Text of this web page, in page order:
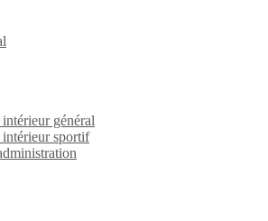
général
sportif